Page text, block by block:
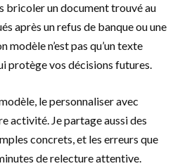
bricoler un document trouvé au
après un refus de banque ou une
n’est pas qu’un texte
protège vos décisions futures.
le personnaliser avec
activité. Je partage aussi des
concrets, et les erreurs que
de relecture attentive.